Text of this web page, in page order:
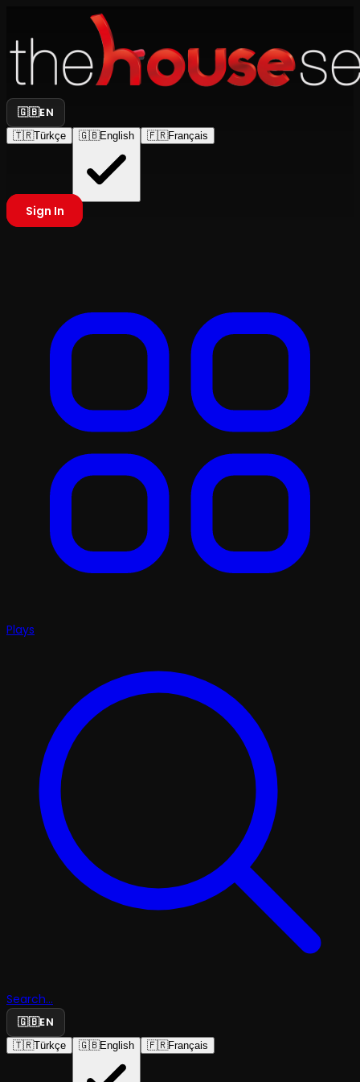
🇬🇧EN
🇹🇷Türkçe 🇬🇧English 🇫🇷Français
Sign In
Plays
Search...
🇬🇧EN
🇹🇷Türkçe 🇬🇧English 🇫🇷Français